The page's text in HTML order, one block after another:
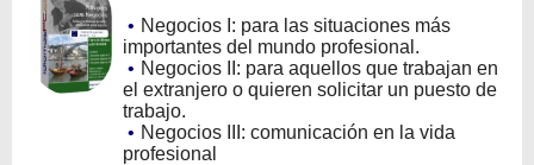
• Negocios I: para las situaciones más
importantes del mundo profesional.
• Negocios II: para aquellos que trabajan en
el extranjero o quieren solicitar un puesto de
trabajo.
• Negocios III: comunicación en la vida
profesional